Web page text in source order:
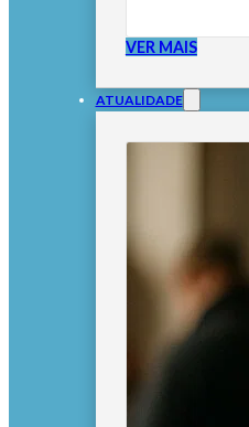
VER MAIS
ATUALIDADE